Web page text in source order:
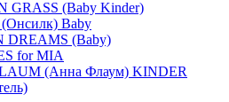
GRASS (Baby Kinder)
Baby
DREAMS (Baby)
for MIA
(Анна Флаум) KINDER